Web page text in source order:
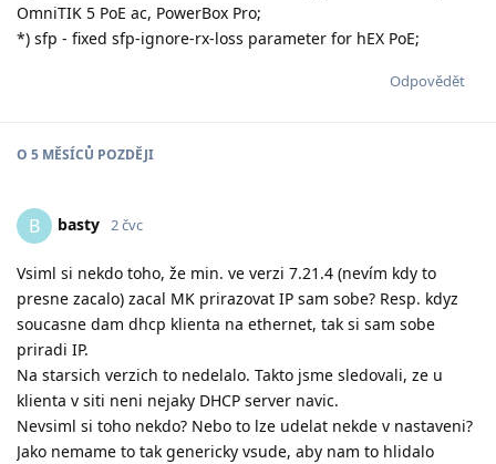
OmniTIK 5 PoE ac, PowerBox Pro;
*) sfp - fixed sfp-ignore-rx-loss parameter for hEX PoE;
Odpovědět
O 5 MĚSÍCŮ POZDĚJI
B basty 2 čvc
Vsiml si nekdo toho, že min. ve verzi 7.21.4 (nevím kdy to
presne zacalo) zacal MK prirazovat IP sam sobe? Resp. kdyz
soucasne dam dhcp klienta na ethernet, tak si sam sobe
priradi IP.
Na starsich verzich to nedelalo. Takto jsme sledovali, ze u
klienta v siti neni nejaky DHCP server navic.
Nevsiml si toho nekdo? Nebo to lze udelat nekde v nastaveni?
Jako nemame to tak genericky vsude, aby nam to hlidalo